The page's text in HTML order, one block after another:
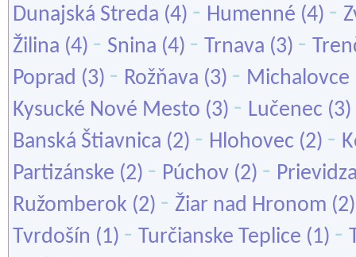
Dunajská Streda (4) - Humenné (4) -
Žilina (4) - Snina (4) - Trnava (3) -
Poprad (3) - Rožňava (3) - Michalovce
Kysucké Nové Mesto (3) - Lučenec (3)
Banská Štiavnica (2) - Hlohovec (2) -
Partizánske (2) - Púchov (2) -
Ružomberok (2) - Žiar nad Hronom
Tvrdošín (1) - Turčianske Teplice (1) -